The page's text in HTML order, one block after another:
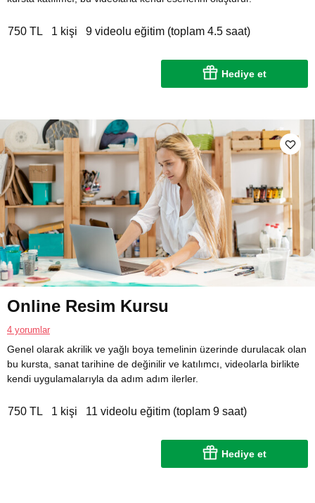
750 TL 1 kişi 9 videolu eğitim (toplam 4.5 saat)
Hediye et
Online Resim Kursu
4 yorumlar
Genel olarak akrilik ve yağlı boya temelinin üzerinde durulacak olan
bu kursta, sanat tarihine de değinilir ve katılımcı, videolarla birlikte
kendi uygulamalarıyla da adım adım ilerler.
750 TL 1 kişi 11 videolu eğitim (toplam 9 saat)
Hediye et